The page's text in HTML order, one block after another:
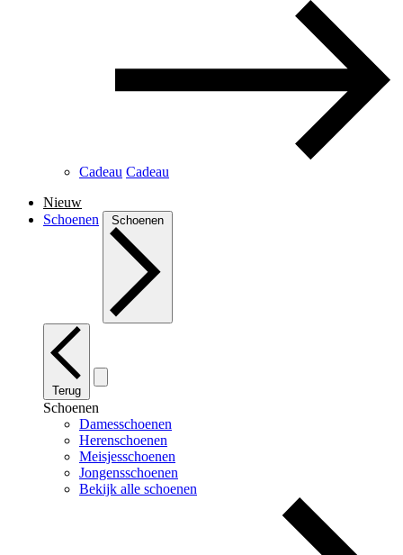
Cadeau Cadeau
Nieuw
Schoenen
Schoenen
Terug
Schoenen
Damesschoenen
Herenschoenen
Meisjesschoenen
Jongensschoenen
Bekijk alle schoenen